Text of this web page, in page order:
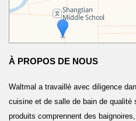
À PROPOS DE NOUS
Waltmal a travaillé avec diligence
cuisine et de salle de bain de qualité
produits comprennent des